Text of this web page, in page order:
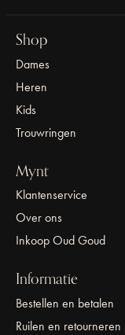
Shop
Dames
Heren
Kids
Trouwringen
Mynt
Klantenservice
Over ons
Inkoop Oud Goud
Informatie
Bestellen en betalen
Ruilen en retourneren